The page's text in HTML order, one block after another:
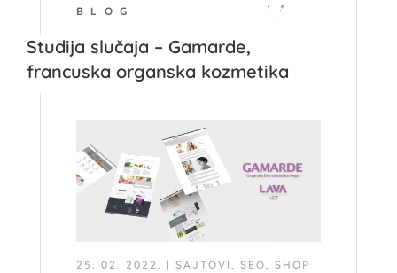
BLOG
Studija slučaja – Gamarde,
francuska organska kozmetika
25. 02. 2022. | SAJTOVI SEO SHOP